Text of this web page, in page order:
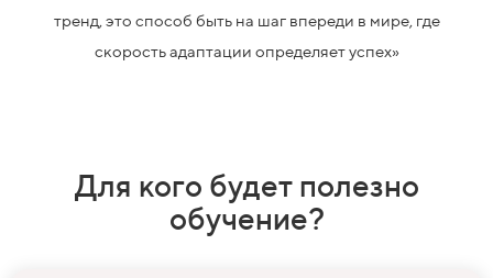
тренд, это способ быть на шаг впереди в мире, где
скорость адаптации определяет успех»
Для кого будет полезно
обучение?